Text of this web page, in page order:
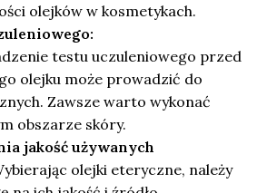
olejków w kosmetykach.
testu uczuleniowego przed
olejku może prowadzić do
Zawsze warto wykonać
obszarze skóry.
jakość używanych
olejki eteryczne, należy